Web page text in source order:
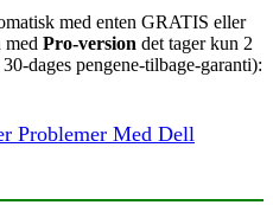
med enten GRATIS eller
Pro-version det tager kun 2
dages pengene-tilbage-garanti):
Problemer Med Dell